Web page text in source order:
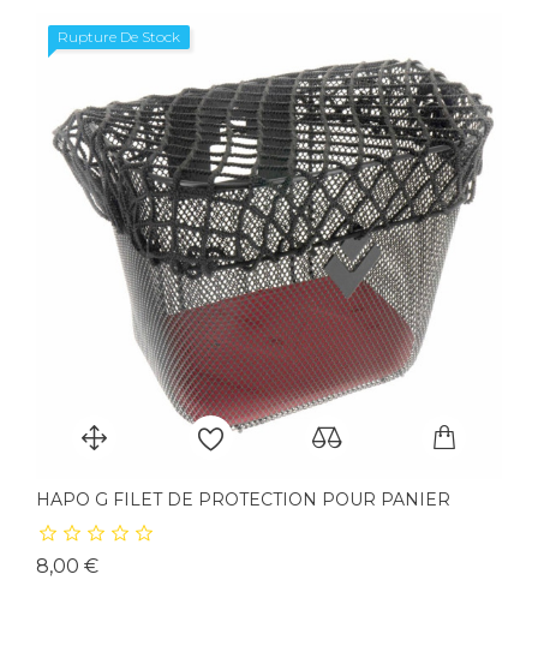
Rupture De Stock
HAPO G FILET DE PROTECTION POUR PANIER
8,00 €Prix